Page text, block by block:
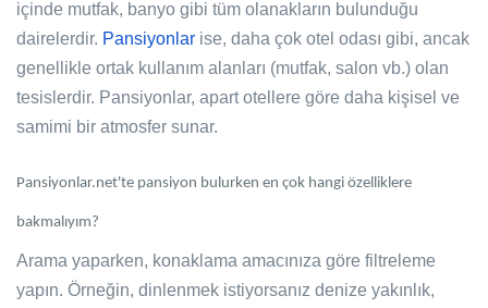
içinde mutfak, banyo gibi tüm olanakların bulunduğu
dairelerdir. Pansiyonlar ise, daha çok otel odası gibi, ancak
genellikle ortak kullanım alanları (mutfak, salon vb.) olan
tesislerdir. Pansiyonlar, apart otellere göre daha kişisel ve
samimi bir atmosfer sunar.
Pansiyonlar.net'te pansiyon bulurken en çok hangi özelliklere
bakmalıyım?
Arama yaparken, konaklama amacınıza göre filtreleme
yapın. Örneğin, dinlenmek istiyorsanız denize yakınlık,